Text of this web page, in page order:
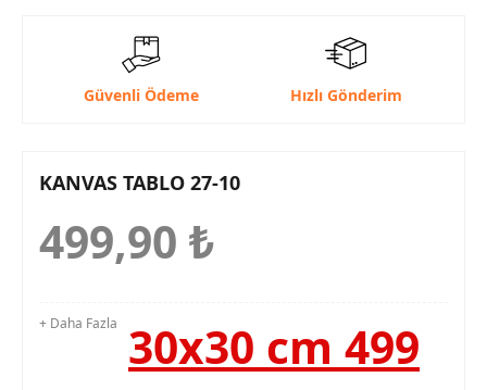
Güvenli Ödeme Hızlı Gönderim
KANVAS TABLO 27-10
499,90 ₺
+ Daha Fazla
30x30 cm 499